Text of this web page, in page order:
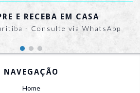
E RECEBA EM CASA
- Consulte via WhatsApp
NAVEGAÇÃO
Home